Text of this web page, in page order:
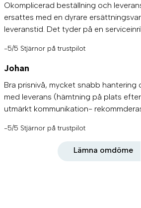
Okomplicerad beställning och
ersattes med en dyrare
leveranstid. Det tyder på en
-5/5 Stjärnor på trustpilot
Johan
Bra prisnivå, mycket snabb
med leverans (hämtning på plats
utmärkt kommunikation-
-5/5 Stjärnor på trustpilot
Lämna omdöme